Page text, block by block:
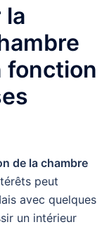
la
fonction
de la chambre
peut
avec quelques
un intérieur